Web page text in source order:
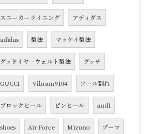
スニーカーライニング アディダス
adidas 製法 マッケイ製法
グッドイヤーウェルト製法 グッチ
GUCCI Vibram9104 ソール割れ
ブロックヒール ピンヒール and1
shoes Air Force Mizuno プーマ